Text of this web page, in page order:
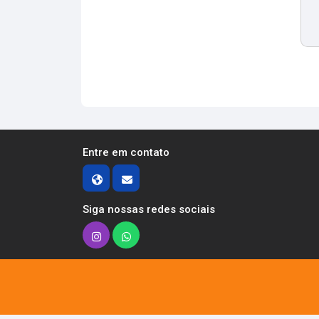
Entre em contato
Siga nossas redes sociais